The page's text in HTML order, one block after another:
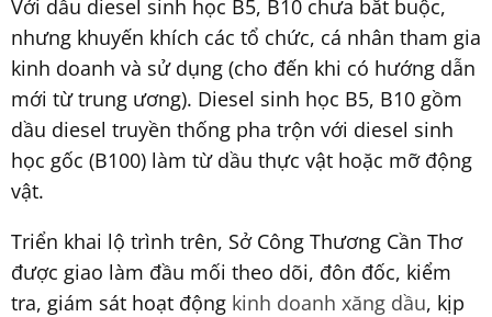
Với dầu diesel sinh học B5, B10 chưa bắt buộc,
nhưng khuyến khích các tổ chức, cá nhân tham gia
kinh doanh và sử dụng (cho đến khi có hướng dẫn
mới từ trung ương). Diesel sinh học B5, B10 gồm
dầu diesel truyền thống pha trộn với diesel sinh
học gốc (B100) làm từ dầu thực vật hoặc mỡ động
vật.
Triển khai lộ trình trên, Sở Công Thương Cần Thơ
được giao làm đầu mối theo dõi, đôn đốc, kiểm
tra, giám sát hoạt động kinh doanh xăng dầu, kịp